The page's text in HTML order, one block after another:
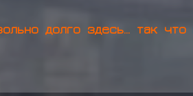
долго здесь... так